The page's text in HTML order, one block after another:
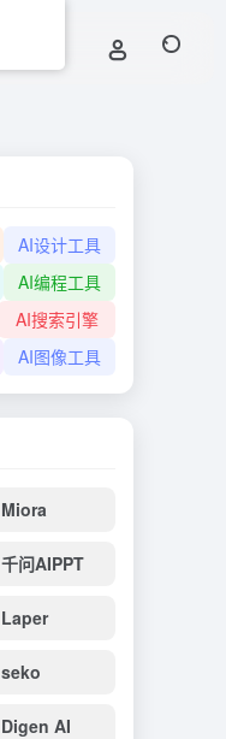
AI设计工具
AI编程工具
AI搜索引擎
AI图像工具
Miora
千问AIPPT
Laper
seko
Digen AI